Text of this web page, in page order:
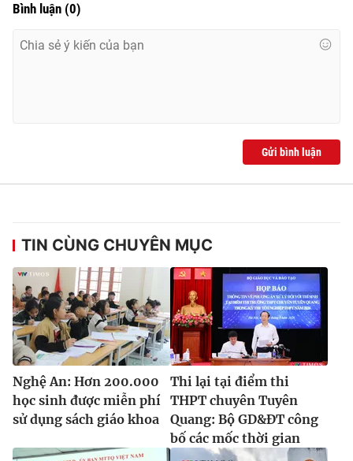
Bình luận (0)
Gửi bình luận
TIN CÙNG CHUYÊN MỤC
Nghệ An: Hơn 200.000
học sinh được miễn phí
sử dụng sách giáo khoa
Thi lại tại điểm thi
THPT chuyên Tuyên
Quang: Bộ GD&ĐT công
bố các mốc thời gian